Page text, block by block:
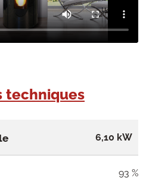
techniques
6,10 kW
93 %